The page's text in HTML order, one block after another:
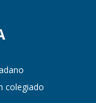
colegiado